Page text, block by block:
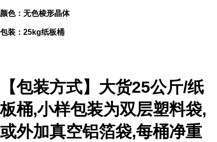
颜色：无色棱形晶体
包装：25kg纸板桶
【包装方式】大货25公斤/纸
板桶,小样包装为双层塑料袋,
或外加真空铝箔袋,每桶净重